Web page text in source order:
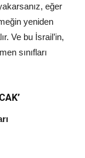
eğer
yeniden
Ve bu İsrail’in,
sınıfları